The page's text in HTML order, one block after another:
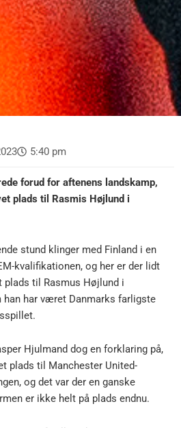
5:40 pm
forud for aftenens landskamp,
plads til Rasmis Højlund i
stund klinger med Finland i en
kvalifikationen, og her er der lidt
plads til Rasmus Højlund i
har været Danmarks farligste
Hjulmand dog en forklaring på,
plads til Manchester United-
og det var der en ganske
er ikke helt på plads endnu.